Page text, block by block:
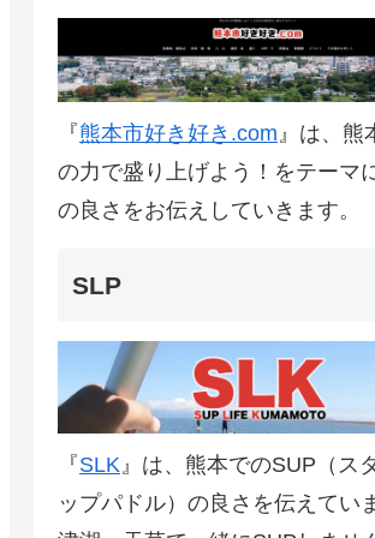
『熊本市好き好き.com 』は、熊
の力で盛り上げよう！をテーマ
の良さをお伝えしていきます。
SLP
『SLK 』は、熊本でのSUP（ス
ップパドル）の良さを伝えてい